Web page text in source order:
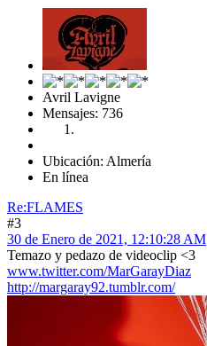
Avril Lavigne
Mensajes: 736
Ubicación: Almería
En línea
Re:FLAMES
#3
30 de Enero de 2021, 12:10:28 AM
Temazo y pedazo de videoclip <3
www.twitter.com/MarGarayDiaz
http://margaray92.tumblr.com/